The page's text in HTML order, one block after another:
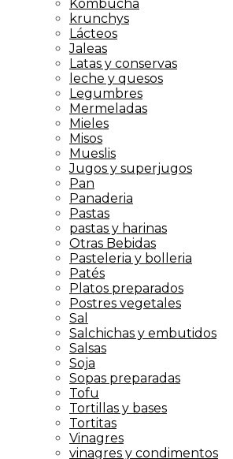
Kombucha
krunchys
Lácteos
Jaleas
Latas y conservas
leche y quesos
Legumbres
Mermeladas
Mieles
Misos
Mueslis
Jugos y superjugos
Pan
Panaderia
Pastas
pastas y harinas
Otras Bebidas
Pasteleria y bolleria
Patés
Platos preparados
Postres vegetales
Sal
Salchichas y embutidos
Salsas
Soja
Sopas preparadas
Tofu
Tortillas y bases
Tortitas
Vinagres
vinagres y condimentos